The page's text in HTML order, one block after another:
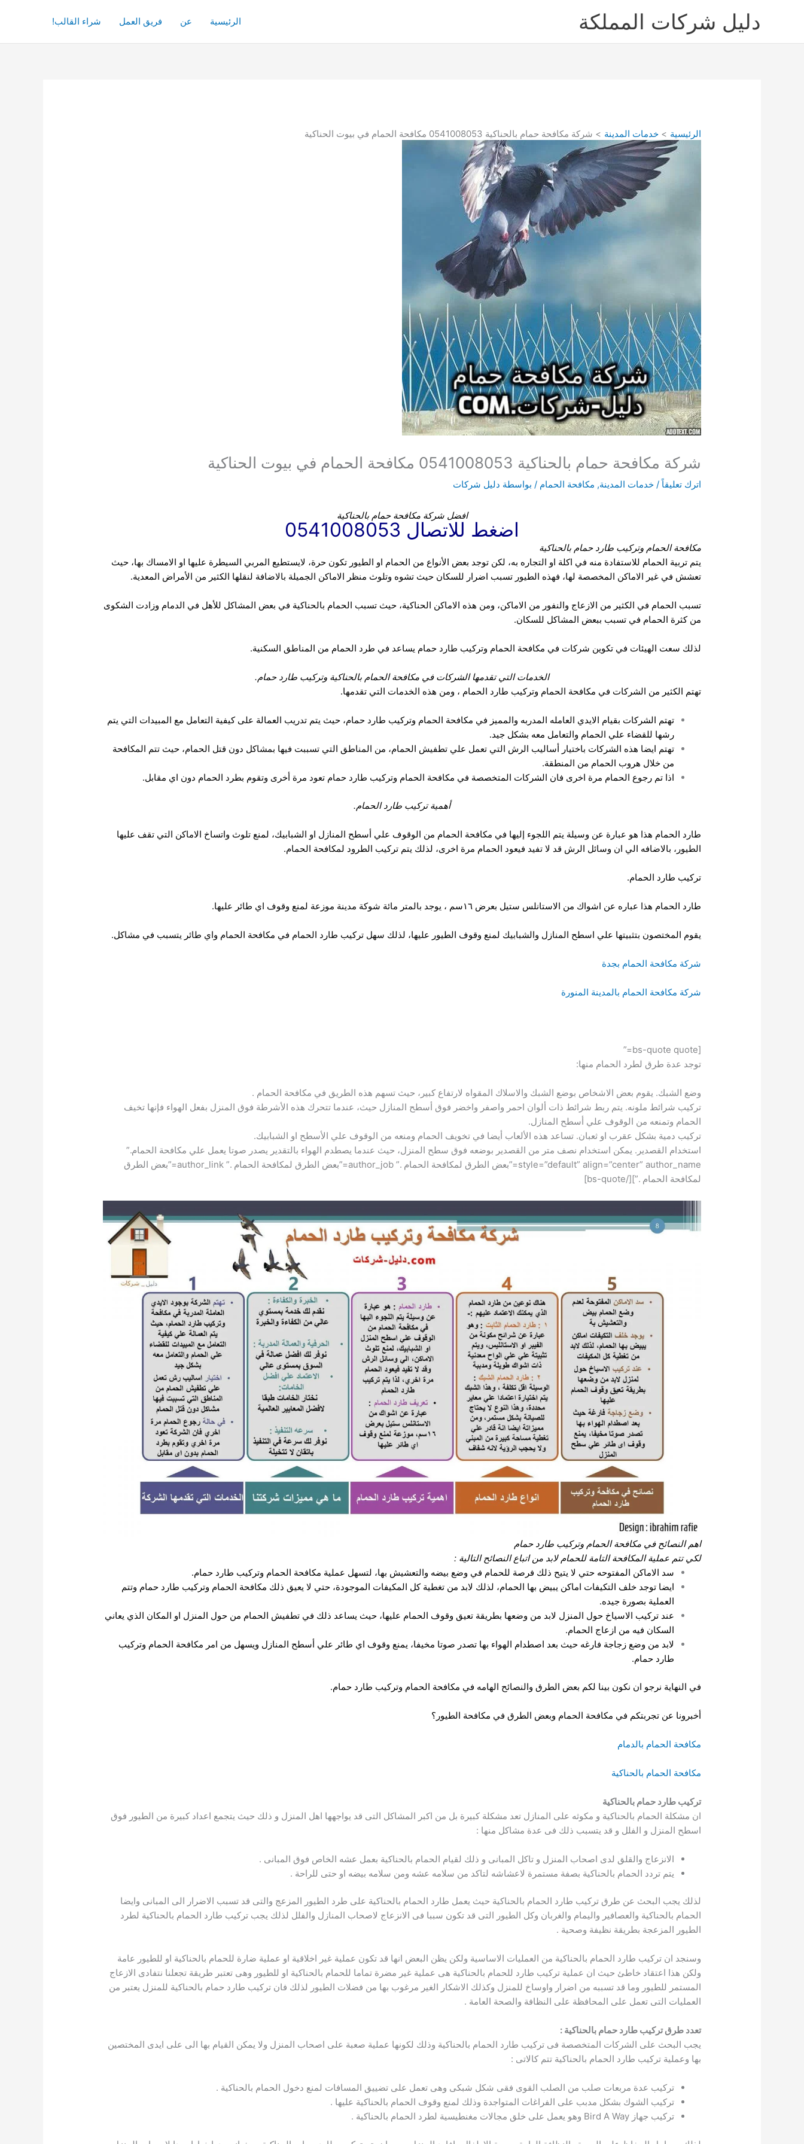
دليل شركات المملكة الرئيسية عن فريق العمل شراء القالب!
الرئيسية خدمات المدينة شركة مكافحة حمام بالحناكية 0541008053 مكافحة الحمام في بيوت الحناكية
شركة مكافحة حمام بالحناكية 0541008053 مكافحة الحمام في بيوت الحناكية
اترك تعليقاً /خدمات المدينة, مكافحة الحمام / بواسطة دليل شركات
افضل شركة مكافحة حمام بالحناكية
اضغط للاتصال 0541008053
مكافحة الحمام وتركيب طارد حمام بالحناكية
يتم تربية الحمام للاستفادة منه في اكلة او التجاره به، لكن توجد بعض الأنواع من الحمام او الطيور تكون حرة، لايستطيع المربي السيطرة عليها او الامساك بها، حيث
تعشش في غير الاماكن المخصصة لها، فهذه الطيور تسبب اضرار للسكان حيث تشوه وتلوث منظر الاماكن الجميلة بالاضافة لنقلها الكثير من الأمراض المعدية.
تسبب الحمام في الكثير من الازعاج والنفور من الاماكن، ومن هذه الاماكن الحناكية، حيث تسبب الحمام بالحناكية في بعض المشاكل للأهل في الدمام وزادت الشكوى
من كثرة الحمام في تسبب ببعض المشاكل للسكان.
لذلك سعت الهيئات في تكوين شركات في مكافحة الحمام وتركيب طارد حمام يساعد في طرد الحمام من المناطق السكنية.
الخدمات التي تقدمها الشركات في مكافحة الحمام بالحناكية وتركيب طارد حمام.
تهتم الكثير من الشركات في مكافحة الحمام وتركيب طارد الحمام ، ومن هذه الخدمات التي تقدمها.
تهتم الشركات بقيام الايدي العامله المدربه والمميز في مكافحة الحمام وتركيب طارد حمام، حيث يتم تدريب العمالة على كيفية التعامل مع المبيدات التي يتم
رشها للقضاء علي الحمام والتعامل معه بشكل جيد.
تهتم ايضا هذه الشركات باختيار أساليب الرش التي تعمل علي تطفيش الحمام، من المناطق التي تسببت فيها بمشاكل دون قتل الحمام، حيث تتم المكافحة
من خلال هروب الحمام من المنطقة.
اذا تم رجوع الحمام مرة اخرى فان الشركات المتخصصة في مكافحة الحمام وتركيب طارد حمام تعود مرة أخرى وتقوم بطرد الحمام دون اي مقابل.
أهمية تركيب طارد الحمام.
طارد الحمام هذا هو عبارة عن وسيلة يتم اللجوء إليها في مكافحة الحمام من الوقوف علي أسطح المنازل او الشبابيك، لمنع تلوث واتساخ الاماكن التي تقف عليها
الطيور، بالاضافه الي ان وسائل الرش قد لا تفيد فيعود الحمام مرة اخرى، لذلك يتم تركيب الطرود لمكافحة الحمام.
تركيب طارد الحمام.
طارد الحمام هذا عباره عن اشواك من الاستانلس ستيل بعرض ١٦سم ، يوجد بالمتر مائة شوكة مدينة موزعة لمنع وقوف اي طائر عليها.
يقوم المختصون بتثبيتها علي اسطح المنازل والشبابيك لمنع وقوف الطيور عليها، لذلك سهل تركيب طارد الحمام في مكافحة الحمام واي طائر يتسبب في مشاكل.
شركة مكافحة الحمام بجدة
شركة مكافحة الحمام بالمدينة المنورة
[bs-quote quote=”
توجد عدة طرق لطرد الحمام منها:
وضع الشبك. يقوم بعض الاشخاص بوضع الشبك والاسلاك المقواه لارتفاع كبير، حيث تسهم هذه الطريق في مكافحة الحمام .
تركيب شرائط ملونه. يتم ربط شرائط ذات ألوان احمر واصفر واخضر فوق أسطح المنازل حيث، عندما تتحرك هذه الأشرطة فوق المنزل بفعل الهواء فإنها تخيف
الحمام وتمنعه من الوقوف علي أسطح المنازل.
تركيب دمية بشكل عقرب او ثعبان. تساعد هذه الألعاب أيضا في تخويف الحمام ومنعه من الوقوف علي الأسطح او الشبابيك.
استخدام القصدير. يمكن استخدام نصف متر من القصدير بوضعه فوق سطح المنزل، حيث عندما يصطدم الهواء بالتقدير يصدر صوتا يعمل علي مكافحة الحمام.”
style=”default” align=”center” author_name=”بعض الطرق لمكافحة الحمام .” author_job=”بعض الطرق لمكافحة الحمام .” author_link=”بعض الطرق
لمكافحة الحمام .”][/bs-quote]
اهم النصائح في مكافحة الحمام وتركيب طارد حمام
لكي تتم عملية المكافحة التامة للحمام لابد من اتباع النصائح التالية :
سد الاماكن المفتوحه حتي لا يتيح ذلك فرصة للحمام في وضع بيضه والتعشيش بها، لتسهل عملية مكافحة الحمام وتركيب طارد حمام.
ايضا توجد خلف التكيفات اماكن يبيض بها الحمام، لذلك لابد من تغطية كل المكيفات الموجودة، حتي لا يعيق ذلك مكافحة الحمام وتركيب طارد حمام وتتم
العملية بصورة جيده.
عند تركيب الاسياخ حول المنزل لابد من وضعها بطريقة تعيق وقوف الحمام عليها، حيث يساعد ذلك في تطفيش الحمام من حول المنزل او المكان الذي يعاني
السكان فيه من ازعاج الحمام.
لابد من وضع زجاجة فارغه حيث بعد اصطدام الهواء بها تصدر صوتا مخيفا، يمنع وقوف اي طائر علي أسطح المنازل ويسهل من امر مكافحة الحمام وتركيب
طارد حمام.
في النهاية نرجو ان نكون بينا لكم بعض الطرق والنصائح الهامه في مكافحة الحمام وتركيب طارد حمام.
أخبرونا عن تجربتكم في مكافحة الحمام وبعض الطرق في مكافحة الطيور؟
مكافحة الحمام بالدمام
مكافحة الحمام بالحناكية
تركيب طارد حمام بالحناكية
ان مشكلة الحمام بالحناكية و مكوثه على المنازل تعد مشكلة كبيرة بل من اكبر المشاكل التى قد يواجهها اهل المنزل و ذلك حيث يتجمع اعداد كبيرة من الطيور فوق
اسطح المنزل و الفلل و قد يتسبب ذلك فى عدة مشاكل منها :
الانزعاج والقلق لدى اصحاب المنزل و تاكل المبانى و ذلك لقيام الحمام بالحناكية بعمل عشه الخاص فوق المبانى .
يتم تردد الحمام بالحناكية بصفة مستمرة لاعشاشه لتاكد من سلامه عشه ومن سلامه بيضه او حتى للراحة .
لذلك يجب البحث عن طرق تركيب طارد الحمام بالحناكية حيث يعمل طارد الحمام بالحناكية على طرد الطيور المزعج والتى قد تسبب الاضرار الى المبانى وايضا
الحمام بالحناكية والعصافير واليمام والغربان وكل الطيور التى قد تكون سببا فى الانزعاج لاصحاب المنازل والفلل لذلك يجب تركيب طارد الحمام بالحناكية لطرد
الطيور المزعجة بطريقة نظيفة وصحية .
وسنجد ان تركيب طارد الحمام بالحناكية من العمليات الاساسية ولكن يظن البعض انها قد تكون عملية غير اخلاقية او عملية ضارة للحمام بالحناكية او للطيور عامة
ولكن هذا اعتقاد خاطئ حيث ان عملية تركيب طارد للحمام بالحناكية هى عملية غير مضرة تماما للحمام بالحناكية او للطيور وهى تعتبر طريقة تجعلنا نتفادى الازعاج
المستمر للطيور وما قد تسببه من اضرار واوساخ للمنزل وكذلك الاشكار الغير مرغوب بها من فضلات الطيور لذلك فان تركيب طارد حمام بالحناكية للمنزل يعتبر من
العمليات التى تعمل على المحافظة على النظافة والصحة العامة .
تعدد طرق تركيب طارد حمام بالحناكية :
يجب البحث على الشركات المتخصصة فى تركيب طارد الحمام بالحناكية وذلك لكونها عملية صعبة على اصحاب المنزل ولا يمكن القيام بها الى على ايدى المختصين
بها وعملية تركيب طارد الحمام بالحناكية تتم كالاتى :
تركيب عدة مربعات صلب من الصلب القوى فقى شكل شبكى وهى تعمل على تضييق المسافات لمنع دخول الحمام بالحناكية .
تركيب الشوك بشكل مدبب على الفراغات المتواجدة وذلك لمنع وقوف الحمام بالحناكية عليها .
تركيب جهاز Bird A Way وهو يعمل على خلق مجالات مغنطيسية لطرد الحمام بالحناكية .